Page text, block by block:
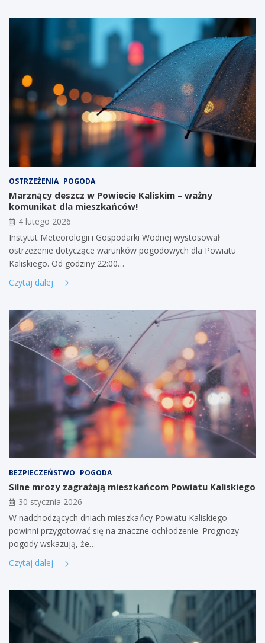
OSTRZEŻENIA POGODA
Marznący deszcz w Powiecie Kaliskim – ważny
komunikat dla mieszkańców!
4 lutego 2026
Instytut Meteorologii i Gospodarki Wodnej wystosował
ostrzeżenie dotyczące warunków pogodowych dla Powiatu
Kaliskiego. Od godziny 22:00…
Czytaj dalej
BEZPIECZEŃSTWO POGODA
Silne mrozy zagrażają mieszkańcom Powiatu Kaliskiego
30 stycznia 2026
W nadchodzących dniach mieszkańcy Powiatu Kaliskiego
powinni przygotować się na znaczne ochłodzenie. Prognozy
pogody wskazują, że…
Czytaj dalej